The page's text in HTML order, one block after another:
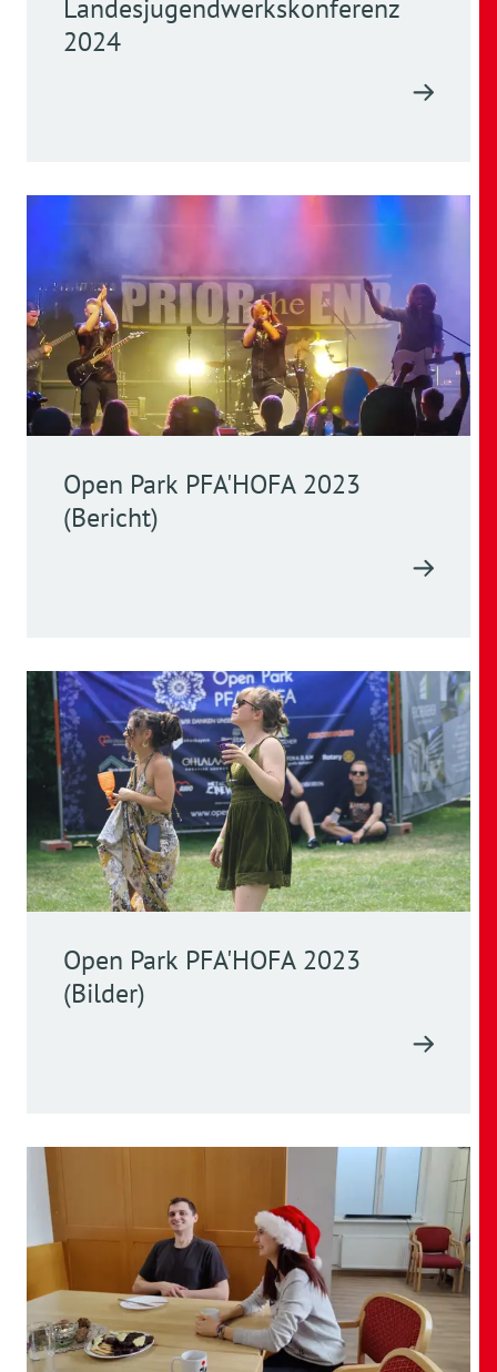
Landesjugendwerkskonferenz
2024
Open Park PFA'HOFA 2023
(Bericht)
Open Park PFA'HOFA 2023
(Bilder)